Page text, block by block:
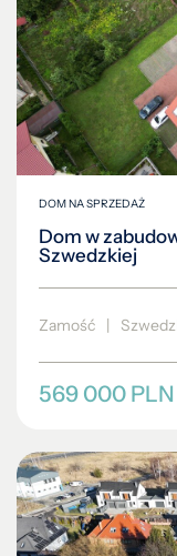
DOM NA SPRZEDAŻ
Dom w
Szwedzkiej
Zamość |
569 000 PLN